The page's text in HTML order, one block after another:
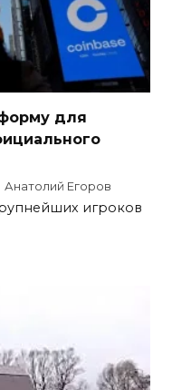
для
Анатолий Егоров
игроков